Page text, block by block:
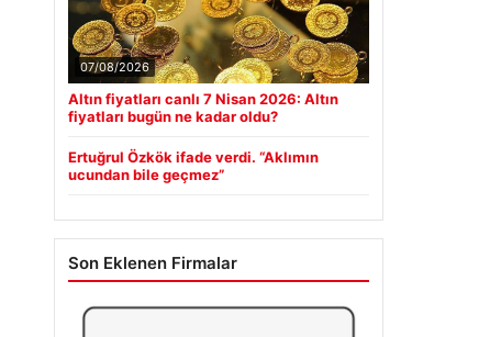
07/08/2026
Altın fiyatları canlı 7 Nisan 2026: Altın
fiyatları bugün ne kadar oldu?
Ertuğrul Özkök ifade verdi. “Aklımın
ucundan bile geçmez”
Son Eklenen Firmalar